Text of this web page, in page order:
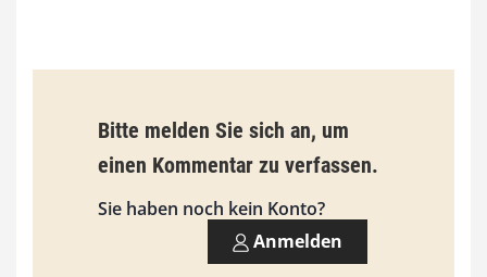
€
i
s
9
Bitte melden Sie sich an, um
einen Kommentar zu verfassen.
Sie haben noch kein Konto?
Anmelden